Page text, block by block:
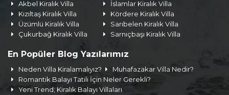
Akbel Kiralık Villa
İslamlar Kiralık Villa
Kızıltaş Kiralık Villa
Kördere Kiralık Villa
Üzümlü Kiralık Villa
Sarıbelen Kiralık Villa
Çukurbağ Kiralık Villa
Sarnıçbaşı Kiralık Villa
En Popüler Blog Yazılarımız
Neden Villa Kiralamalıyız?
Muhafazakar Villa Nedir?
Romantik Balayı Tatili İçin Neler Gerekli?
Yeni Trend; Kiralık Balayı Villaları